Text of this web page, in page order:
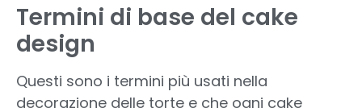
Termini di base del cake
design
Questi sono i termini più usati nella
decorazione delle torte e che ogni cake